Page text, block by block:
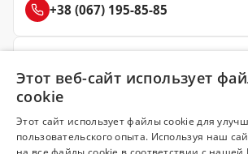
+38 (067) 195-85-85
Делюкс
Этот веб-сайт использует
cookie
Этот сайт использует файлы cookie для
пользовательского опыта. Используя наш